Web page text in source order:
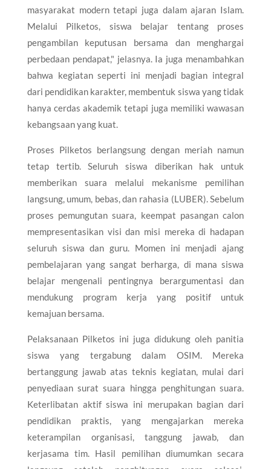
masyarakat modern tetapi juga dalam ajaran Islam.
Melalui Pilketos, siswa belajar tentang proses
pengambilan keputusan bersama dan menghargai
perbedaan pendapat," jelasnya. Ia juga menambahkan
bahwa kegiatan seperti ini menjadi bagian integral
dari pendidikan karakter, membentuk siswa yang tidak
hanya cerdas akademik tetapi juga memiliki wawasan
kebangsaan yang kuat.
Proses Pilketos berlangsung dengan meriah namun
tetap tertib. Seluruh siswa diberikan hak untuk
memberikan suara melalui mekanisme pemilihan
langsung, umum, bebas, dan rahasia (LUBER). Sebelum
proses pemungutan suara, keempat pasangan calon
mempresentasikan visi dan misi mereka di hadapan
seluruh siswa dan guru. Momen ini menjadi ajang
pembelajaran yang sangat berharga, di mana siswa
belajar mengenali pentingnya berargumentasi dan
mendukung program kerja yang positif untuk
kemajuan bersama.
Pelaksanaan Pilketos ini juga didukung oleh panitia
siswa yang tergabung dalam OSIM. Mereka
bertanggung jawab atas teknis kegiatan, mulai dari
penyediaan surat suara hingga penghitungan suara.
Keterlibatan aktif siswa ini merupakan bagian dari
pendidikan praktis, yang mengajarkan mereka
keterampilan organisasi, tanggung jawab, dan
kerjasama tim. Hasil pemilihan diumumkan secara